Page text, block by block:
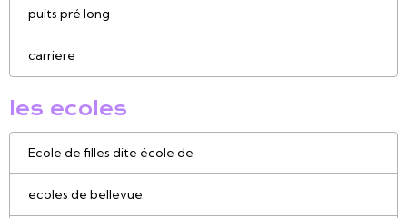
puits pré long
carriere
les ecoles
Ecole de filles dite école de
ecoles de bellevue